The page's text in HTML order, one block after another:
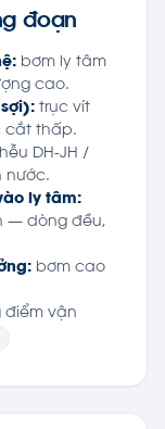
đoạn
bơm ly tâm
cao.
trục vít
cắt thấp.
DH-JH /
nước.
ly tâm:
— dòng đều,
bơm cao
điểm vận